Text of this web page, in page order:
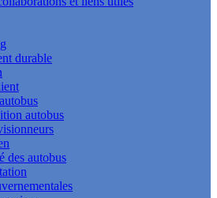
durable
autobus
des autobus